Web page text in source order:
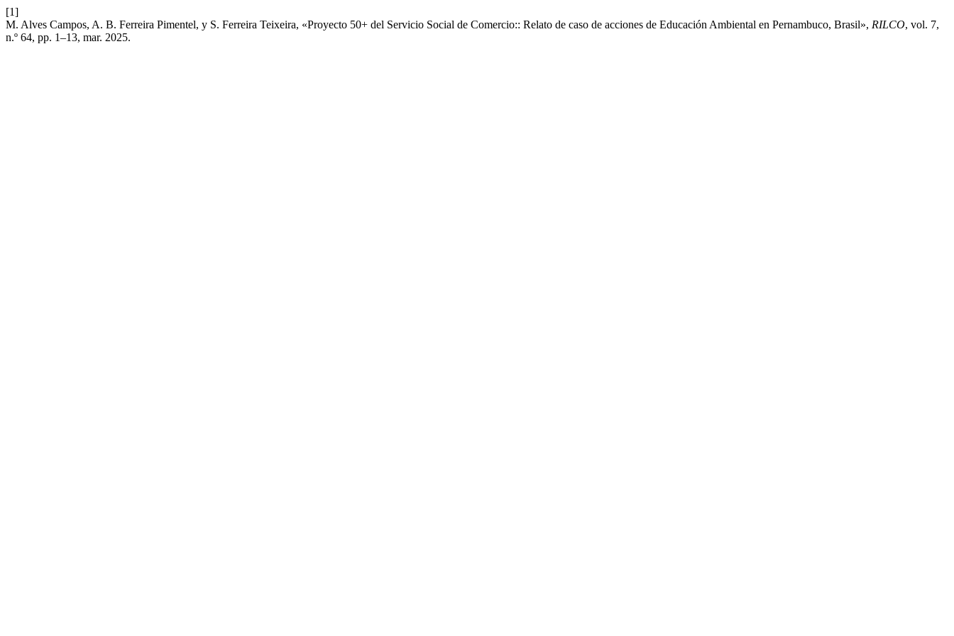
[1]
M. Alves Campos, A. B. Ferreira Pimentel, y S. Ferreira Teixeira, «Proyecto 50+ del Servicio Social de Comercio:: Relato de caso de acciones de Educación Ambiental en Pernambuco, Brasil», RILCO, vol. 7,
n.º 64, pp. 1–13, mar. 2025.